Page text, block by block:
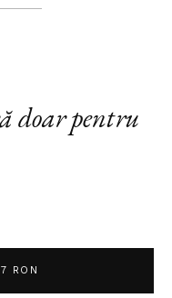
doar pentru
RON